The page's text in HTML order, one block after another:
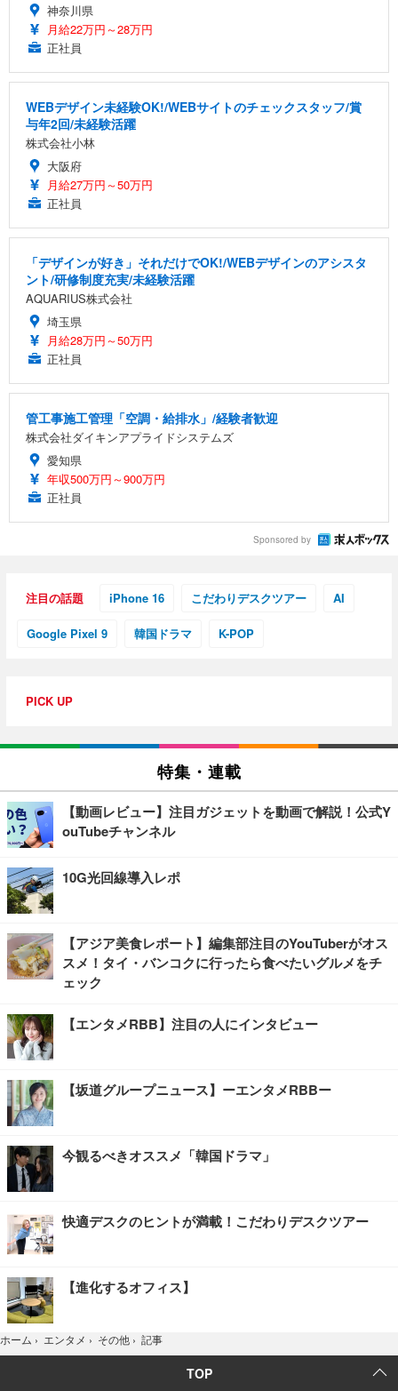
神奈川県
月給22万円～28万円
正社員
WEBデザイン未経験OK!/WEBサイトのチェックスタッフ/賞
与年2回/未経験活躍
株式会社小林
大阪府
月給27万円～50万円
正社員
「デザインが好き」それだけでOK!/WEBデザインのアシスタ
ント/研修制度充実/未経験活躍
AQUARIUS株式会社
埼玉県
月給28万円～50万円
正社員
管工事施工管理「空調・給排水」/経験者歓迎
株式会社ダイキンアプライドシステムズ
愛知県
年収500万円～900万円
正社員
Sponsored by
注目の話題 iPhone 16 こだわりデスクツアー AI
Google Pixel 9 韓国ドラマ K-POP
PICK UP
特集・連載
【動画レビュー】注目ガジェットを動画で解説！公式Y
ouTubeチャンネル
10G光回線導入レポ
【アジア美食レポート】編集部注目のYouTuberがオス
スメ！タイ・バンコクに行ったら食べたいグルメをチ
ェック
【エンタメRBB】注目の人にインタビュー
【坂道グループニュース】ーエンタメRBBー
今観るべきオススメ「韓国ドラマ」
快適デスクのヒントが満載！こだわりデスクツアー
【進化するオフィス】
ホーム › エンタメ › その他 › 記事
TOP